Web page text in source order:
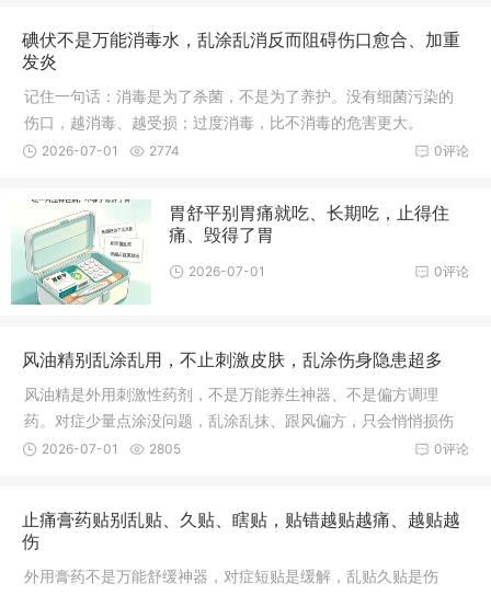
碘伏不是万能消毒水，乱涂乱消反而阻碍伤口愈合、加重
发炎
记住一句话：消毒是为了杀菌，不是为了养护。没有细菌污染的
伤口，越消毒、越受损；过度消毒，比不消毒的危害更大。
0评论
2026-07-01 2774
胃舒平别胃痛就吃、长期吃，止得住
痛、毁得了胃
0评论
2026-07-01
风油精别乱涂乱用，不止刺激皮肤，乱涂伤身隐患超多
风油精是外用刺激性药剂，不是万能养生神器、不是偏方调理
药。对症少量点涂没问题，乱涂乱抹、跟风偏方，只会悄悄损伤
皮肤、黏膜和神经。
0评论
2026-07-01 2805
止痛膏药贴别乱贴、久贴、瞎贴，贴错越贴越痛、越贴越
伤
外用膏药不是万能舒缓神器，对症短贴是缓解，乱贴久贴是伤